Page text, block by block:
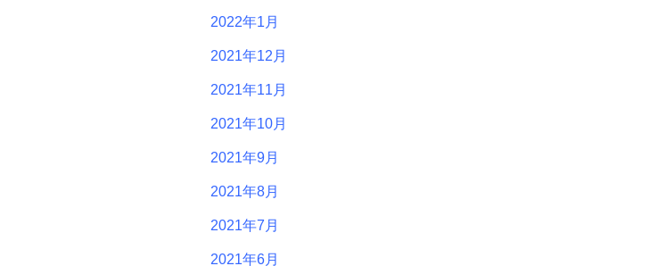
2022年1月
2021年12月
2021年11月
2021年10月
2021年9月
2021年8月
2021年7月
2021年6月